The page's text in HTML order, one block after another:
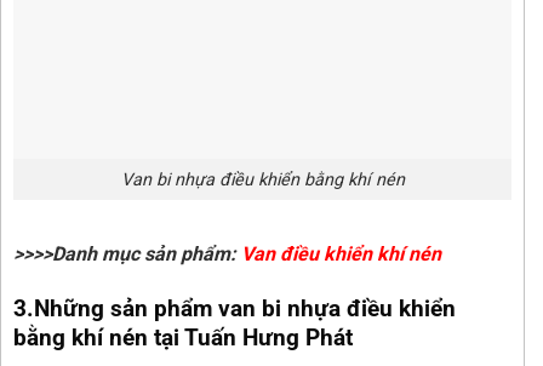
Van bi nhựa điều khiển bằng khí nén
>>>>Danh mục sản phẩm: Van điều khiển khí nén
3.Những sản phẩm van bi nhựa điều khiển
bằng khí nén tại Tuấn Hưng Phát